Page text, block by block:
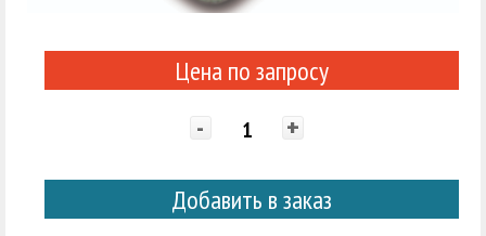
Цена по запросу
- +
Добавить в заказ